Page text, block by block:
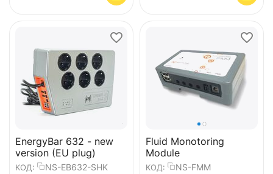
EnergyBar 632 - new
version (EU plug)
КОД: NS-EB632-SHK
Fluid Monotoring
Module
КОД: NS-FMM